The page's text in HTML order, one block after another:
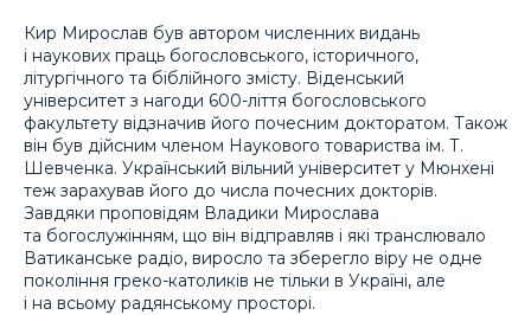
Кир Мирослав був автором численних видань
і наукових праць богословського, історичного,
літургічного та біблійного змісту. Віденський
університет з нагоди 600-ліття богословського
факультету відзначив його почесним докторатом. Також
він був дійсним членом Наукового товариства ім. Т.
Шевченка. Український вільний університет у Мюнхені
теж зарахував його до числа почесних докторів.
Завдяки проповідям Владики Мирослава
та богослужінням, що він відправляв і які транслювало
Ватиканське радіо, виросло та зберегло віру не одне
покоління греко-католиків не тільки в Україні, але
і на всьому радянському просторі.